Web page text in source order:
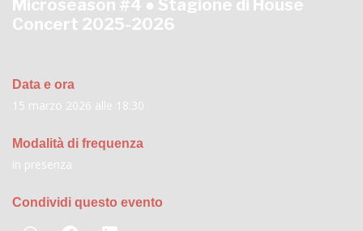
Microseason #4 ● Stagione di House
Concert 2025-2026
Data e ora
15 marzo 2026 alle 18:30
Modalità di frequenza
in presenza
Condividi questo evento